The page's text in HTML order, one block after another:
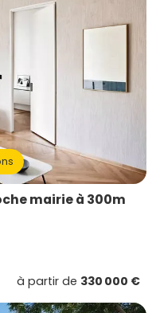
mairie à 300m
à partir de 330 000 €